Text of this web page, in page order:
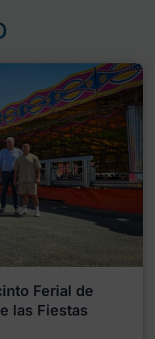
Ferial de
las Fiestas